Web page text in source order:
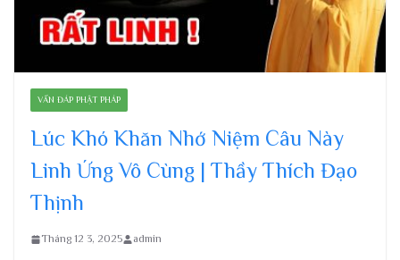
VẤN ĐÁP PHẬT PHÁP
Lúc Khó Khăn Nhớ Niệm Câu Này
Linh Ứng Vô Cùng | Thầy Thích Đạo
Thịnh
Tháng 12 3, 2025 admin